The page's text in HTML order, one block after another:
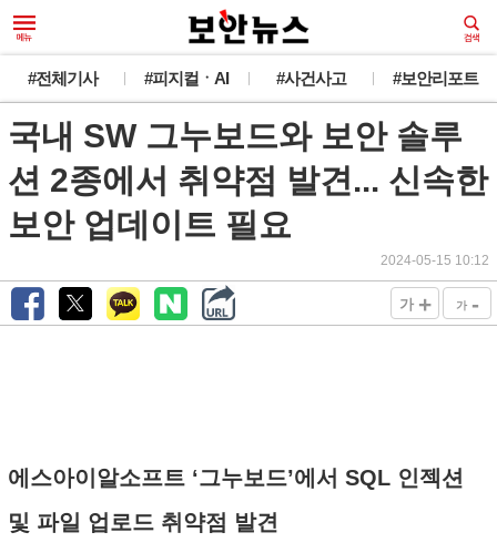
#전체기사 #피지컬ㆍAI #사건사고 #보안리포트
국내 SW 그누보드와 보안 솔루
션 2종에서 취약점 발견... 신속한
보안 업데이트 필요
2024-05-15 10:12
가 + 가 -
에스아이알소프트 ‘그누보드’에서 SQL 인젝션
및 파일 업로드 취약점 발견
새로운 뉴스가 도착했습니다.
韓 외교관 전원 해킹 추정... 최대 1만건 유출